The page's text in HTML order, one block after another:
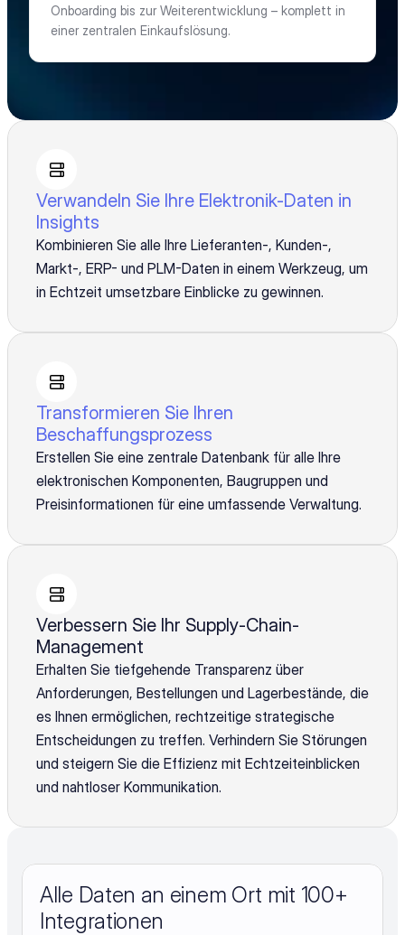
Onboarding bis zur Weiterentwicklung – komplett in
einer zentralen Einkaufslösung.
Verwandeln Sie Ihre Elektronik-Daten in
Insights
Kombinieren Sie alle Ihre Lieferanten-, Kunden-,
Markt-, ERP- und PLM-Daten in einem Werkzeug, um
in Echtzeit umsetzbare Einblicke zu gewinnen.
Transformieren Sie Ihren
Beschaffungsprozess
Erstellen Sie eine zentrale Datenbank für alle Ihre
elektronischen Komponenten, Baugruppen und
Preisinformationen für eine umfassende Verwaltung.
Verbessern Sie Ihr Supply-Chain-
Management
Erhalten Sie tiefgehende Transparenz über
Anforderungen, Bestellungen und Lagerbestände, die
es Ihnen ermöglichen, rechtzeitige strategische
Entscheidungen zu treffen. Verhindern Sie Störungen
und steigern Sie die Effizienz mit Echtzeiteinblicken
und nahtloser Kommunikation.
Alle Daten an einem Ort mit 100+
Integrationen